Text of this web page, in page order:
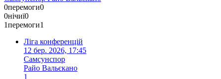
0перемоги0
0нічиї0
1перемоги1
Ліга конференцій
12 бер. 2026, 17:45
Самсунспор
Райо Вальєкано
1